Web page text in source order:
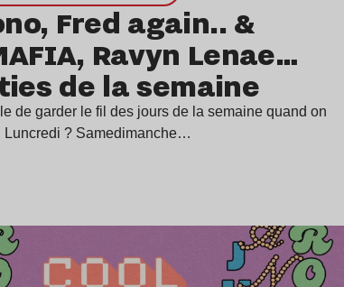
Fred again.. &
Ravyn Lenae…
de la semaine
de garder le fil des jours de la semaine quand on
Luncredi ? Samedimanche…